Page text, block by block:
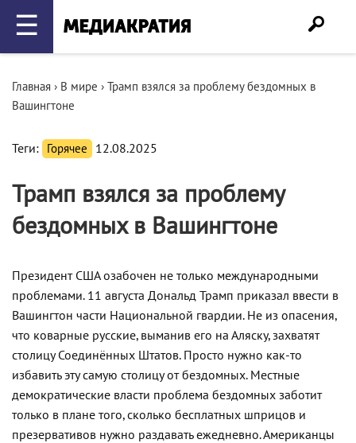
☰
Главная › В мире › Трамп взялся за проблему бездомных в
Вашингтоне
Теги: Горячее 12.08.2025
Трамп взялся за проблему
бездомных в Вашингтоне
Президент США озабочен не только международными
проблемами. 11 августа Дональд Трамп приказал ввести в
Вашингтон части Национальной гвардии. Не из опасения,
что коварные русские, выманив его на Аляску, захватят
столицу Соединённых Штатов. Просто нужно как-то
избавить эту самую столицу от бездомных. Местные
демократические власти проблема бездомных заботит
только в плане того, сколько бесплатных шприцов и
презервативов нужно раздавать ежедневно. Американцы